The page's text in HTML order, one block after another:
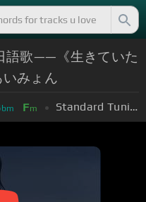
語歌——《生きていた
みょん
bm Fm Standard Tuning (EADGBE)